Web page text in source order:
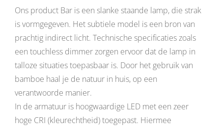
Ons product Bar is een slanke staande lamp, die strak
is vormgegeven. Het subtiele model is een bron van
prachtig indirect licht. Technische specificaties zoals
een touchless dimmer zorgen ervoor dat de lamp in
talloze situaties toepasbaar is. Door het gebruik van
bamboe haal je de natuur in huis, op een
verantwoorde manier.
In de armatuur is hoogwaardige LED met een zeer
hoge CRI (kleurechtheid) toegepast. Hiermee